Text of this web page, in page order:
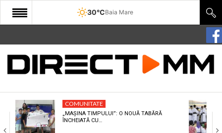
30°CBaia Mare
START
COMUNITATE
CULTURA
ECONOMIE
COMUNITATE
„MAȘINA TIMPULUI”: O NOUĂ TABĂRĂ
ÎNCHEIATĂ CU…